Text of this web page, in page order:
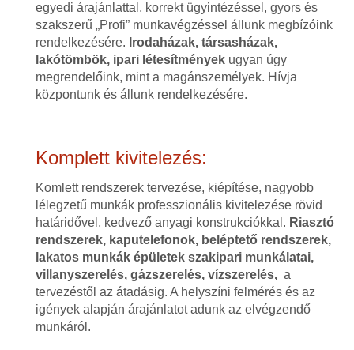
egyedi árajánlattal, korrekt ügyintézéssel, gyors és
szakszerű „Profi” munkavégzéssel állunk megbízóink
rendelkezésére. Irodaházak, társasházak,
lakótömbök, ipari létesítményekugyan úgy
megrendelőink, mint a magánszemélyek. Hívja
központunk és állunk rendelkezésére.
Komplett kivitelezés:
Komlett rendszerek tervezése, kiépítése, nagyobb
lélegzetű munkák professzionális kivitelezése rövid
határidővel, kedvező anyagi konstrukciókkal. Riasztó
rendszerek, kaputelefonok, beléptető rendszerek,
lakatos munkák épületek szakipari munkálatai,
villanyszerelés, gázszerelés, vízszerelés,a
tervezéstől az átadásig. A helyszíni felmérés és az
igények alapján árajánlatot adunk az elvégzendő
munkáról.